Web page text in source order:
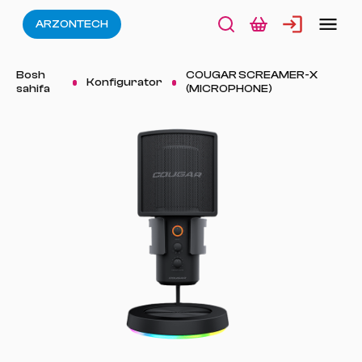
ARZONTECH
Bosh
sahifa
Konfigurator
COUGAR SCREAMER-X
(MICROPHONE)